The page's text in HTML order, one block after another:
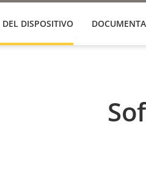
DEL DISPOSITIVO